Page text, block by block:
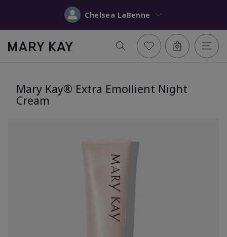
Chelsea LaBenne
Mary Kay® Extra Emollient Night
Cream